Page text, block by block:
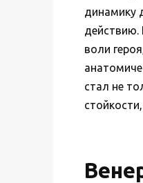
динамику
действию.
воли
стал не